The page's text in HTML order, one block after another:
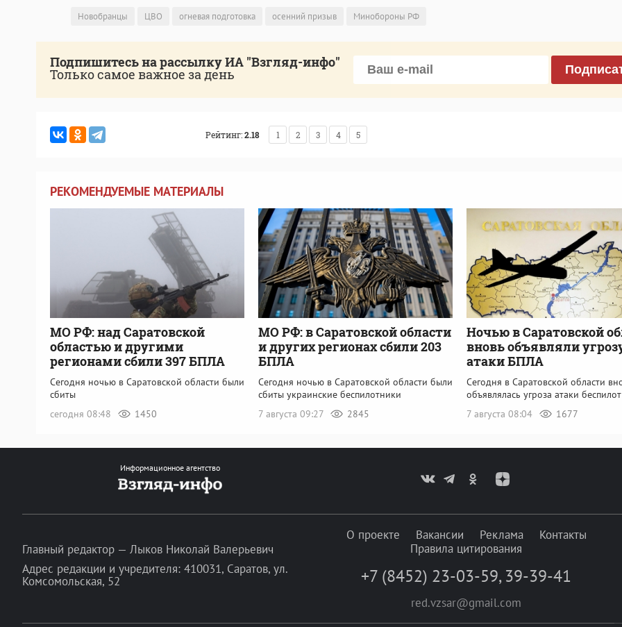
Новобранцы ЦВО огневая подготовка осенний призыв Минобороны РФ
Подпишитесь на рассылку ИА "Взгляд-инфо"
Только самое важное за день
Рейтинг:2.18 1 2 3 4 5
РЕКОМЕНДУЕМЫЕ МАТЕРИАЛЫ
МО РФ: над Саратовской
областью и другими
регионами сбили 397 БПЛА
Сегодня ночью в Саратовской области были
сбиты
сегодня 08:48
1450
МО РФ: в Саратовской области
и других регионах сбили 203
БПЛА
Сегодня ночью в Саратовской области были
сбиты украинские беспилотники
7 августа 09:27
2845
Ночью в Саратовской
вновь объявляли
атаки БПЛА
Сегодня в Саратовской области
объявлялась угроза атаки
7 августа 08:04
1677
Информационное агентство
Главный редактор — Лыков Николай Валерьевич
Адрес редакции и учредителя: 410031, Саратов, ул.
Комсомольская, 52
О проекте Вакансии Реклама
Контакты
Правила цитирования
+7 (8452) 23-03-59, 39-39-41
red.vzsar@gmail.com